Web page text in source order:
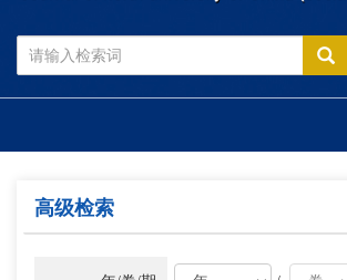
高级检索